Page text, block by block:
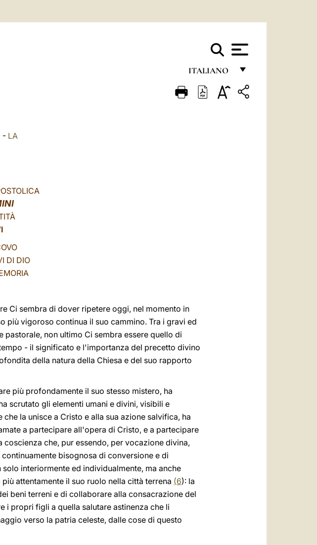
ITALIANO
FRANÇAIS
LA
À
DI DIO
Ci sembra di dover ripetere oggi, nel momento in
più vigoroso continua il suo cammino. Tra i gravi ed
non ultimo Ci sembra essere quello di
- il significato e l'importanza del precetto divino
della natura della Chiesa e del suo rapporto
più profondamente il suo stesso mistero, ha
scrutato gli elementi umani e divini, visibili e
la unisce a Cristo e alla sua azione salvifica, ha
a partecipare all'opera di Cristo, e a partecipare
coscienza che, pur essendo, per vocazione divina,
bisognosa di conversione e di
interiormente ed individualmente, ma anche
attentamente il suo ruolo nella città terrena (6): la
beni terreni e di collaborare alla consacrazione del
i propri figli a quella salutare astinenza che li
verso la patria celeste, dalle cose di questo